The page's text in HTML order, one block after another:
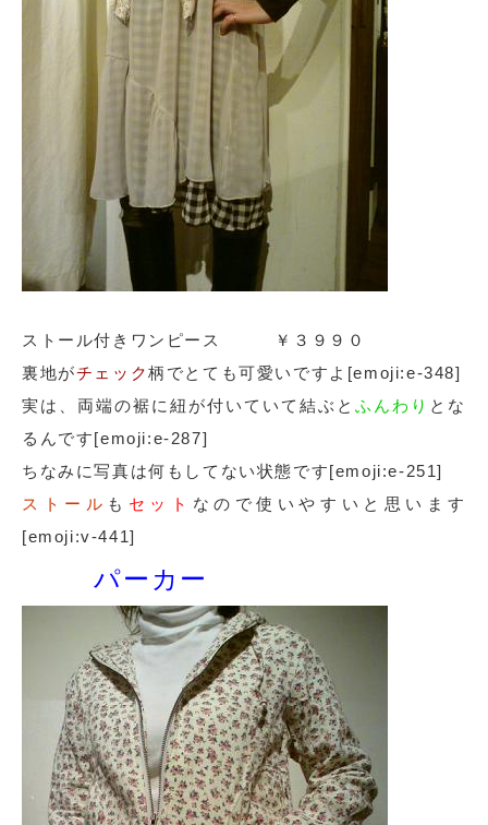
ストール付きワンピース ￥３９９０
裏地がチェック柄でとても可愛いですよ[emoji:e-348]
実は、両端の裾に紐が付いていて結ぶとふんわり とな
るんです[emoji:e-287]
ちなみに写真は何もしてない状態です[emoji:e-251]
ストール も セット なので使いやすいと思います
[emoji:v-441]
パーカー